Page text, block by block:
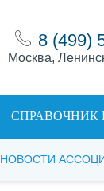
8 (499)
Москва,
НОВОСТИ